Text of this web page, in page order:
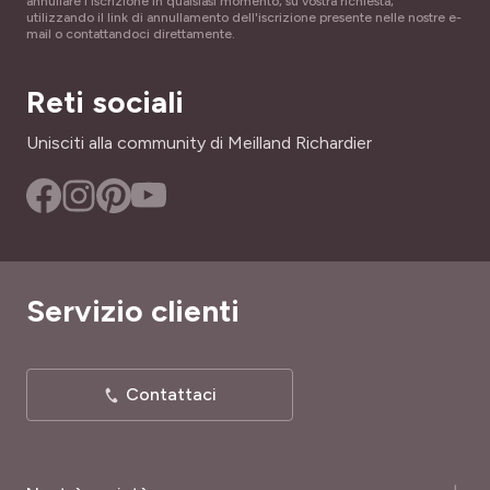
PROFUMO
Privo di profumo
PORTAMENTO
Cespuglio, Eretto
87111
FLEUR À BOUQUET ?
ALTEZZA A MATURITÀ
INTERESSE DECORATIVO
Durata della fioritura
utilizzando il link di annullamento dell'iscrizione presente nelle nostre e-
mail o contattandoci direttamente.
Reti sociali
Unisciti alla community di Meilland Richardier
Servizio clienti
Contattaci